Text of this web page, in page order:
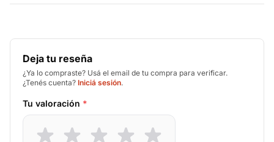
Deja tu reseña
¿Ya lo compraste? Usá el email de tu compra para verificar.
¿Tenés cuenta? Iniciá sesión.
Tu valoración *